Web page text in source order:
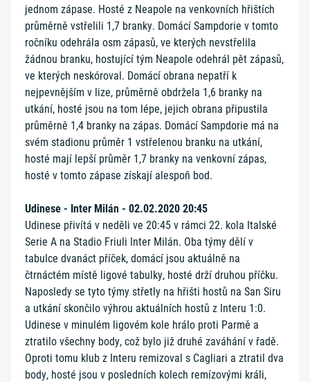
jednom zápase. Hosté z Neapole na venkovních hřištích
průměrně vstřelili 1,7 branky. Domácí Sampdorie v tomto
ročníku odehrála osm zápasů, ve kterých nevstřelila
žádnou branku, hostující tým Neapole odehrál pět zápasů,
ve kterých neskóroval. Domácí obrana nepatří k
nejpevnějším v lize, průměrně obdržela 1,6 branky na
utkání, hosté jsou na tom lépe, jejich obrana připustila
průměrně 1,4 branky na zápas. Domácí Sampdorie má na
svém stadionu průměr 1 vstřelenou branku na utkání,
hosté mají lepší průměr 1,7 branky na venkovní zápas,
hosté v tomto zápase získají alespoň bod.
Udinese - Inter Milán - 02.02.2020 20:45
Udinese přivítá v neděli ve 20:45 v rámci 22. kola Italské
Serie A na Stadio Friuli Inter Milán. Oba týmy dělí v
tabulce dvanáct příček, domácí jsou aktuálně na
čtrnáctém místě ligové tabulky, hosté drží druhou příčku.
Naposledy se tyto týmy střetly na hřišti hostů na San Siru
a utkání skončilo výhrou aktuálních hostů z Interu 1:0.
Udinese v minulém ligovém kole hrálo proti Parmě a
ztratilo všechny body, což bylo již druhé zaváhání v řadě.
Oproti tomu klub z Interu remizoval s Cagliari a ztratil dva
body, hosté jsou v posledních kolech remízovými králi,